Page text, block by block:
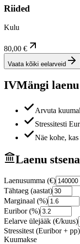
Riided
Kulu
80,00 €
Vaata kõiki eelarveid
IVMängi
Arvuta
Stressitesti
Näe kohe,
Laenu
Laenusumma (€)
Tähtaeg (aastat)
Marginaal (%)
Euribor (%)
Eelarve ülejääk (€/kuus)
Stressitest (Euribor + pp)
Kuumakse